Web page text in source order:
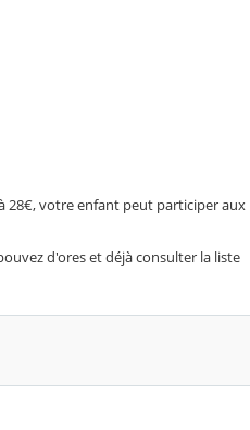
28€, votre enfant peut participer aux
d'ores et déjà consulter la liste